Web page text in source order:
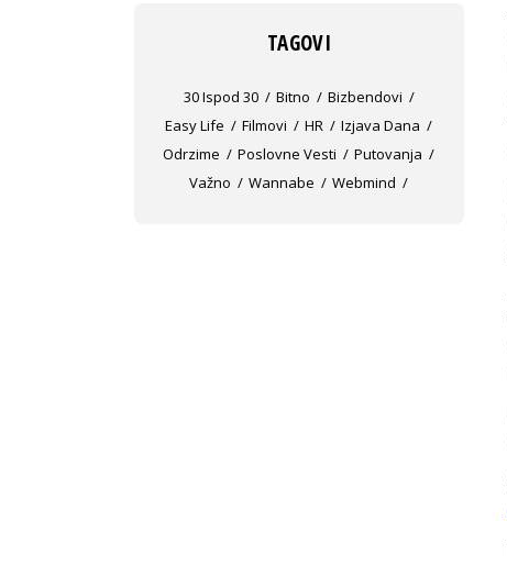
TAGOVI
30 Ispod 30 Bitno
Bizbendovi
Easy Life
Filmovi HR
Izjava Dana
Odrzime
Poslovne Vesti
Putovanja
Važno
Wannabe Webmind